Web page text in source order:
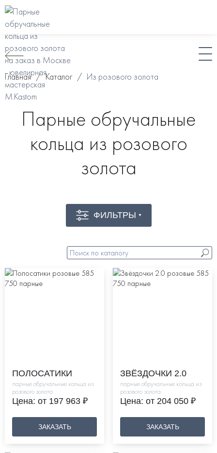
Главная / Каталог / Из розового золота
Парные обручальные
кольца из розового
золота
ФИЛЬТРЫ
ПОЛОСАТИКИ
парные обручальные кольца из
розового золота
Цена: от 197 963 ₽
ЗАКАЗАТЬ
ЗВЁЗДОЧКИ 2.0
парные обручальные кольца из
розового золота
Цена: от 204 050 ₽
ЗАКАЗАТЬ